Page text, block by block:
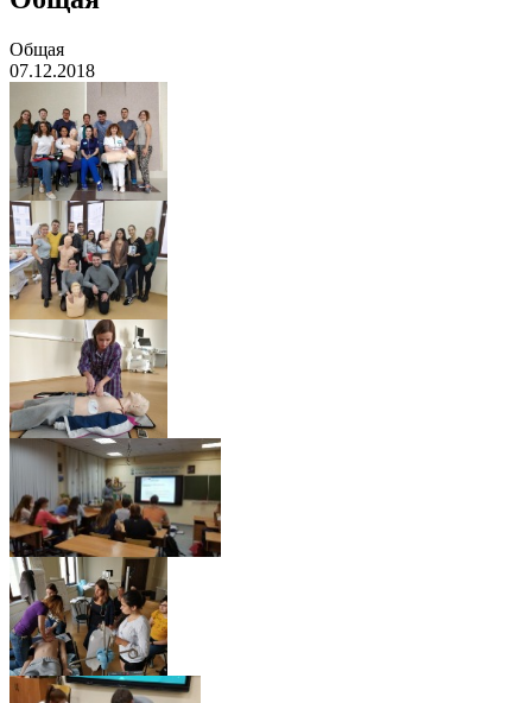
Общая
07.12.2018